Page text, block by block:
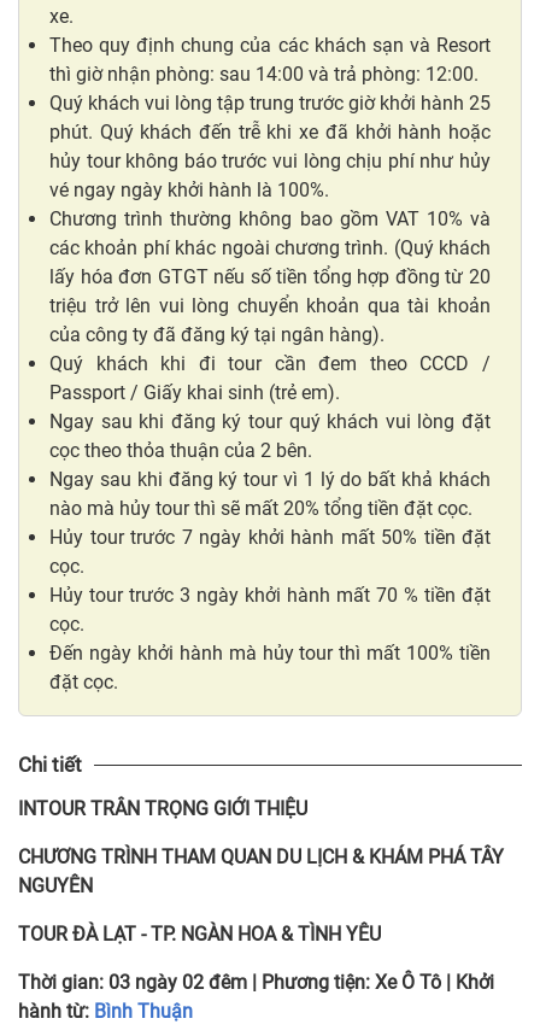
xe.
Theo quy định chung của các khách sạn và Resort
thì giờ nhận phòng: sau 14:00 và trả phòng: 12:00.
Quý khách vui lòng tập trung trước giờ khởi hành 25
phút. Quý khách đến trễ khi xe đã khởi hành hoặc
hủy tour không báo trước vui lòng chịu phí như hủy
vé ngay ngày khởi hành là 100%.
Chương trình thường không bao gồm VAT 10% và
các khoản phí khác ngoài chương trình. (Quý khách
lấy hóa đơn GTGT nếu số tiền tổng hợp đồng từ 20
triệu trở lên vui lòng chuyển khoản qua tài khoản
của công ty đã đăng ký tại ngân hàng).
Quý khách khi đi tour cần đem theo CCCD /
Passport / Giấy khai sinh (trẻ em).
Ngay sau khi đăng ký tour quý khách vui lòng đặt
cọc theo thỏa thuận của 2 bên.
Ngay sau khi đăng ký tour vì 1 lý do bất khả khách
nào mà hủy tour thì sẽ mất 20% tổng tiền đặt cọc.
Hủy tour trước 7 ngày khởi hành mất 50% tiền đặt
cọc.
Hủy tour trước 3 ngày khởi hành mất 70 % tiền đặt
cọc.
Đến ngày khởi hành mà hủy tour thì mất 100% tiền
đặt cọc.
Chi tiết
INTOUR TRÂN TRỌNG GIỚI THIỆU
CHƯƠNG TRÌNH THAM QUAN DU LỊCH & KHÁM PHÁ TÂY
NGUYÊN
TOUR ĐÀ LẠT - TP. NGÀN HOA & TÌNH YÊU
Thời gian: 03 ngày 02 đêm Phương tiện: Xe Ô Tô
Khởi
hành từ: Bình Thuận